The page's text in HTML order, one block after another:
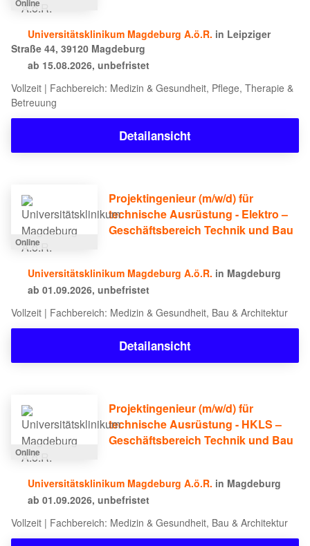
Online
Universitätsklinikum Magdeburg A.ö.R. in Leipziger
Straße 44, 39120 Magdeburg
ab 15.08.2026, unbefristet
Vollzeit | Fachbereich: Medizin & Gesundheit, Pflege, Therapie &
Betreuung
Detailansicht
Online
Projektingenieur (m/w/d) für
technische Ausrüstung - Elektro –
Geschäftsbereich Technik und Bau
Universitätsklinikum Magdeburg A.ö.R. in Magdeburg
ab 01.09.2026, unbefristet
Vollzeit | Fachbereich: Medizin & Gesundheit, Bau & Architektur
Detailansicht
Online
Projektingenieur (m/w/d) für
technische Ausrüstung - HKLS –
Geschäftsbereich Technik und Bau
Universitätsklinikum Magdeburg A.ö.R. in Magdeburg
ab 01.09.2026, unbefristet
Vollzeit | Fachbereich: Medizin & Gesundheit, Bau & Architektur